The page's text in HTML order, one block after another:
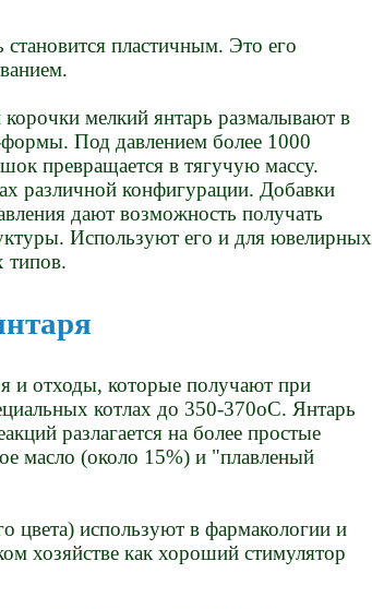
пластичным. Это его
мелкий янтарь размалывают в
Под давлением более 1000
превращается в тягучую массу.
различной конфигурации. Добавки
дают возможность получать
Используют его и для ювелирных
типов.
и отходы, которые получают при
котлах до 350-370оС. Янтарь
разлагается на более простые
масло (около 15%) и "плавленый
цвета) используют в фармакологии и
хозяйстве как хороший стимулятор